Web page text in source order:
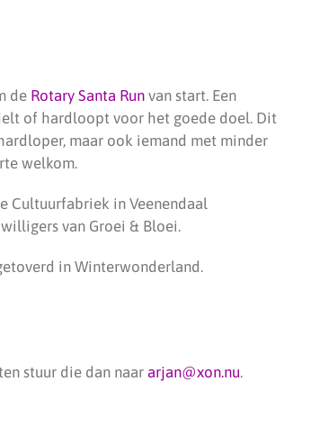
de Rotary Santa Run van start. Een
of hardloopt voor het goede doel. Dit
maar ook iemand met minder
welkom.
Cultuurfabriek in Veenendaal
van Groei & Bloei.
in Winterwonderland.
stuur die dan naar arjan@xon.nu.